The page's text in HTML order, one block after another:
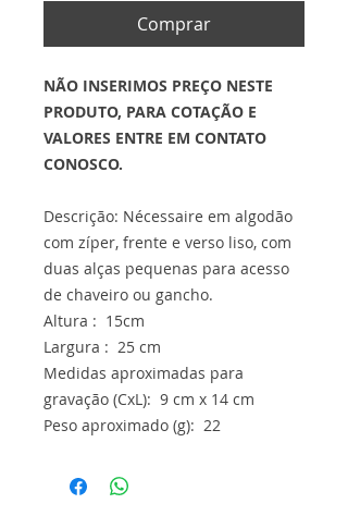
Comprar
NÃO INSERIMOS PREÇO NESTE
PRODUTO, PARA COTAÇÃO E
VALORES ENTRE EM CONTATO
CONOSCO.
Descrição: Nécessaire em algodão
com zíper, frente e verso liso, com
duas alças pequenas para acesso
de chaveiro ou gancho.
Altura : 15cm
Largura : 25 cm
Medidas aproximadas para
gravação (CxL): 9 cm x 14 cm
Peso aproximado (g): 22